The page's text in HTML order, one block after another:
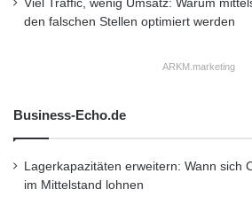
Viel Traffic, wenig Umsatz: Warum
den falschen Stellen optimiert werden
ARKM.marketing
Business-Echo.de
Lagerkapazitäten erweitern: Wann sich
im Mittelstand lohnen